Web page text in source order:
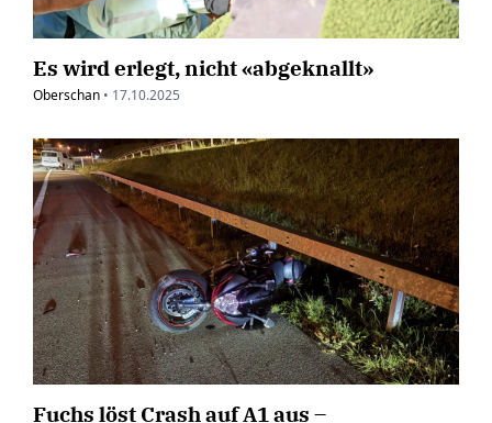
Es wird erlegt, nicht «abgeknallt»
Oberschan • 17.10.2025
Fuchs löst Crash auf A1 aus –